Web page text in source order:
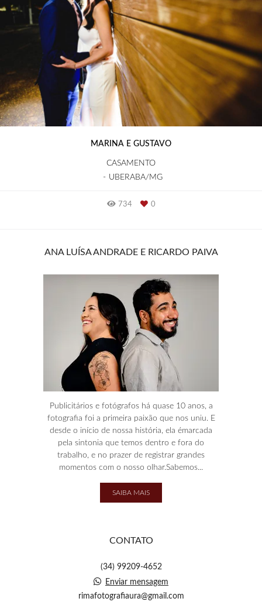
MARINA E GUSTAVO
CASAMENTO
UBERABA/MG
734 0
ANA LUÍSA ANDRADE E RICARDO PAIVA
Publicitários e fotógrafos há quase 10 anos, a
fotografia foi a primeira paixão que nos uniu. E
desde o início de nossa história, ela émarcada
pela sintonia que temos dentro e fora do
trabalho, e no prazer de registrar grandes
momentos com o nosso olhar.Sabemos...
SAIBA MAIS
CONTATO
(34) 99209-4652
Enviar mensagem
rimafotografiaura@gmail.com